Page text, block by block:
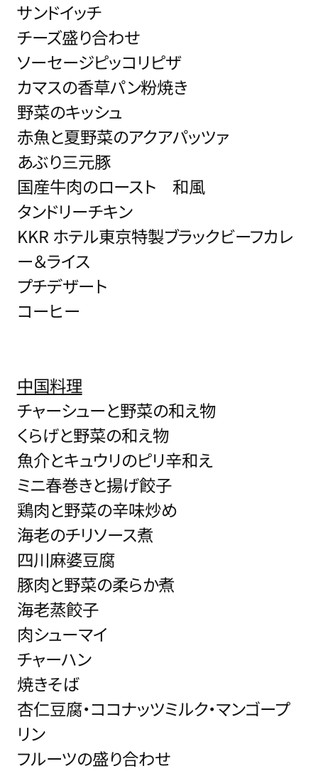
サンドイッチ
チーズ盛り合わせ
ソーセージピッコリピザ
カマスの香草パン粉焼き
野菜のキッシュ
赤魚と夏野菜のアクアパッツァ
あぶり三元豚
国産牛肉のロースト 和風
タンドリーチキン
KKR ホテル東京特製ブラックビーフカレ
ー＆ライス
プチデザート
コーヒー
中国料理
チャーシューと野菜の和え物
くらげと野菜の和え物
魚介とキュウリのピリ辛和え
ミニ春巻きと揚げ餃子
鶏肉と野菜の辛味炒め
海老のチリソース煮
四川麻婆豆腐
豚肉と野菜の柔らか煮
海老蒸餃子
肉シューマイ
チャーハン
焼きそば
杏仁豆腐・ココナッツミルク・マンゴープ
リン
フルーツの盛り合わせ